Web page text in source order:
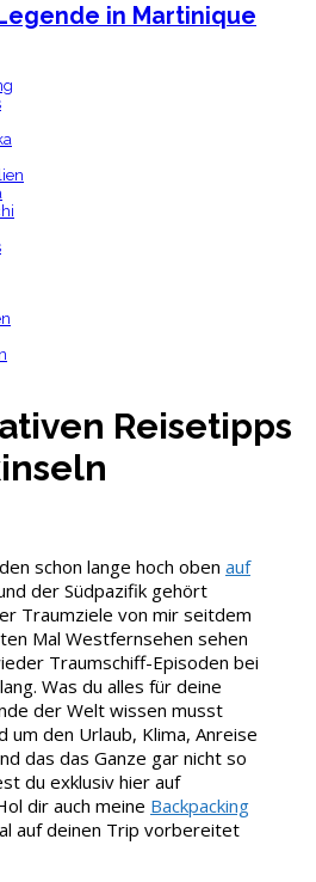
in Martinique
Reisetipps
schon lange hoch oben auf
der Südpazifik gehört
Traumziele von mir seitdem
Mal Westfernsehen sehen
Traumschiff-Episoden bei
Was du alles für deine
der Welt wissen musst
um den Urlaub, Klima, Anreise
das das Ganze gar nicht so
du exklusiv hier auf
dir auch meine Backpacking
auf deinen Trip vorbereitet